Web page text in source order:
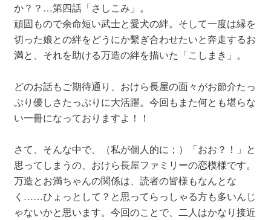
か？？…第四話「さしこみ」。
頑固もので余命短い武士と愛犬の絆。そして一度は縁を
切った娘との絆をどうにか繫ぎ合わせたいと奔走するお
満と、それを助ける万造の絆を描いた「こしまき」。
どのお話もご期待通り、おけら長屋の面々がお節介たっ
ぷり優しさたっぷりに大活躍。今回もまた何とも堪らな
い一冊になっておりますよ！！
さて、そんな中で、（私が個人的に；）「おお？！」と
思ってしまうの、おけら長屋ファミリーの恋模様です。
万造とお満ちゃんの関係は、読者の皆様もなんとな
く……ひょっとして？と思ってらっしゃる方も多いんじ
ゃないかと思います。今回のことで、二人はかなり接近